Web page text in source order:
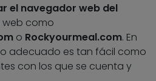
el navegador web del
web como
o Rockyourmeal.com. En
adecuado es tan fácil como
con los que se cuenta y